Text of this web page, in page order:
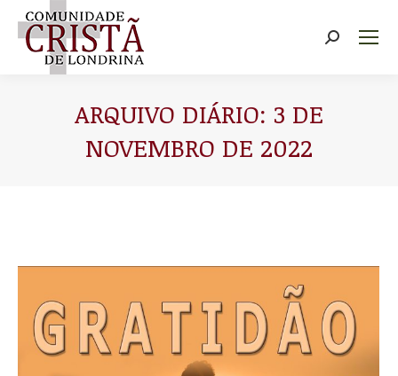
Buscar
ARQUIVO DIÁRIO: 3 DE
NOVEMBRO DE 2022